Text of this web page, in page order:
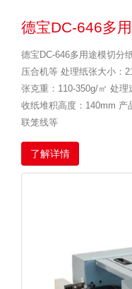
德宝DC-646多
德宝DC-646多用途模切分
压合机等 处理纸张大小：
张克重：110-350g/㎡ 处
收纸堆积高度：140mm 产
联笼线等
了解详情